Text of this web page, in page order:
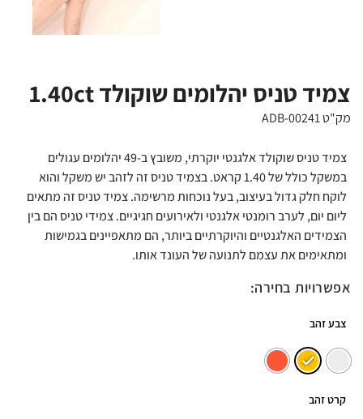
צמיד טניס יהלומים שוקולד 1.40ct
מק"ט ADB-00241
צמיד טניס שוקולד אלגנטי יוקרתי, משובץ ב-49 יהלומים עגולים
במשקל כולל של 1.40 קראט. בצמיד טניס זה לזהב יש משקל והוא
לוקח חלק גדול בעיצוב, בעל נוכחות מרשימה. צמיד טניס זה מתאים
ליום יום, לערב רומנטי אלגנטי ולאירועים חגיגיים. צמידי טניס הם בין
הצמידים האלגנטיים והיוקרתיים ביותר, הם מתאפיינים בגמישות
ומתאימים את עצמם לתנועה של העונד אותו.
אפשרויות בחירה:
צבע זהב
קרט זהב